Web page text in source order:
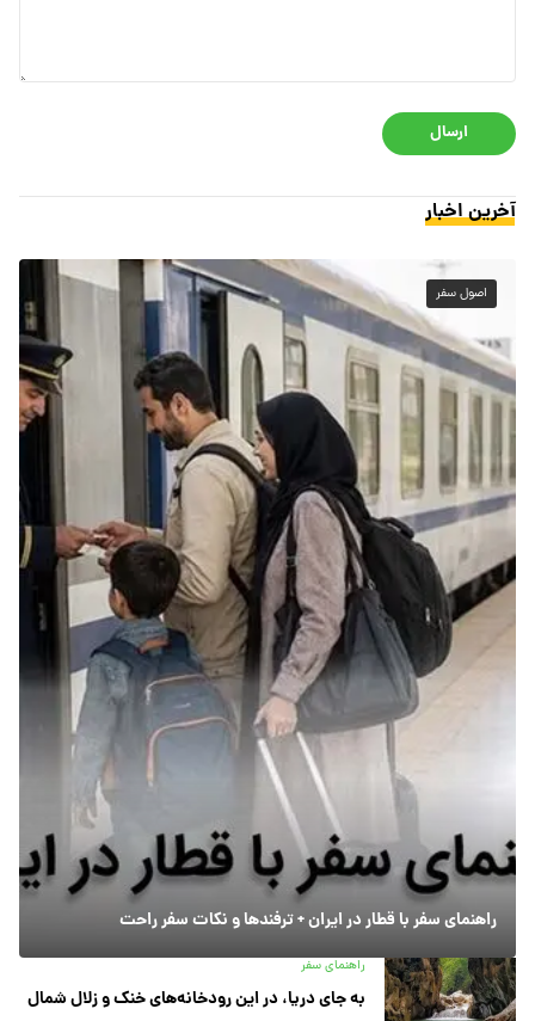
ارسال
آخرین اخبار
اصول سفر
راهنمای سفر با قطار در ایران + ترفندها و نکات سفر راحت
راهنمای سفر
به جای دریا، در این رودخانه‌های خنک و زلال شمال